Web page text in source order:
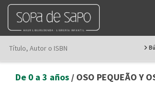
De 0 a 3 años / OSO PEQUEÃO Y